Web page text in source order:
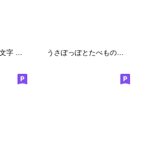
うさぽっぽとたべもの絵文字